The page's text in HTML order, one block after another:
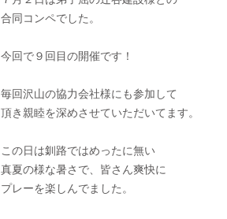
合同コンペでした。
今回で９回目の開催です！
毎回沢山の協力会社様にも参加して
頂き親睦を深めさせていただいてます。
この日は釧路ではめったに無い
真夏の様な暑さで、皆さん爽快に
プレーを楽しんでました。